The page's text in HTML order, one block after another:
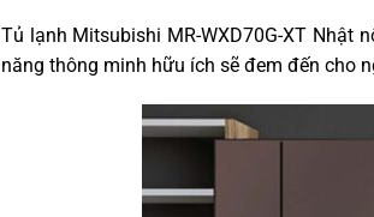
Tủ lạnh Mitsubishi MR-WXD70G-XT Nhật
năng thông minh hữu ích sẽ đem đến cho